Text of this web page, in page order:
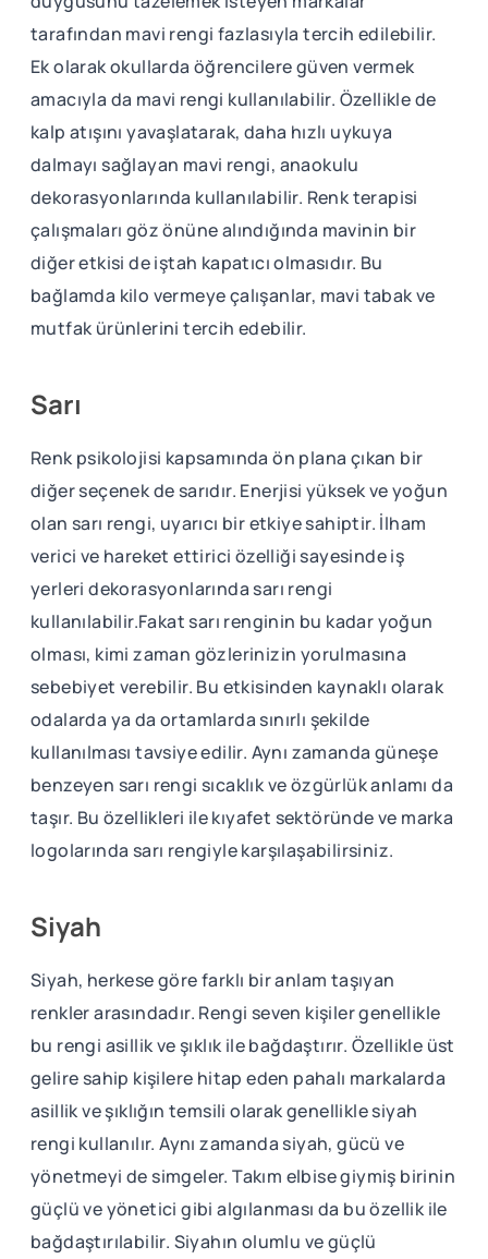
tarafından mavi rengi fazlasıyla tercih edilebilir.
Ek olarak okullarda öğrencilere güven vermek
amacıyla da mavi rengi kullanılabilir. Özellikle de
kalp atışını yavaşlatarak, daha hızlı uykuya
dalmayı sağlayan mavi rengi, anaokulu
dekorasyonlarında kullanılabilir. Renk terapisi
çalışmaları göz önüne alındığında mavinin bir
diğer etkisi de iştah kapatıcı olmasıdır. Bu
bağlamda kilo vermeye çalışanlar, mavi tabak ve
mutfak ürünlerini tercih edebilir.
Sarı
Renk psikolojisi kapsamında ön plana çıkan bir
diğer seçenek de sarıdır. Enerjisi yüksek ve yoğun
olan sarı rengi, uyarıcı bir etkiye sahiptir. İlham
verici ve hareket ettirici özelliği sayesinde iş
yerleri dekorasyonlarında sarı rengi
kullanılabilir.Fakat sarı renginin bu kadar yoğun
olması, kimi zaman gözlerinizin yorulmasına
sebebiyet verebilir. Bu etkisinden kaynaklı olarak
odalarda ya da ortamlarda sınırlı şekilde
kullanılması tavsiye edilir. Aynı zamanda güneşe
benzeyen sarı rengi sıcaklık ve özgürlük anlamı da
taşır. Bu özellikleri ile kıyafet sektöründe ve marka
logolarında sarı rengiyle karşılaşabilirsiniz.
Siyah
Siyah, herkese göre farklı bir anlam taşıyan
renkler arasındadır. Rengi seven kişiler genellikle
bu rengi asillik ve şıklık ile bağdaştırır. Özellikle üst
gelire sahip kişilere hitap eden pahalı markalarda
asillik ve şıklığın temsili olarak genellikle siyah
rengi kullanılır. Aynı zamanda siyah, gücü ve
yönetmeyi de simgeler. Takım elbise giymiş birinin
güçlü ve yönetici gibi algılanması da bu özellik ile
bağdaştırılabilir. Siyahın olumlu ve güçlü